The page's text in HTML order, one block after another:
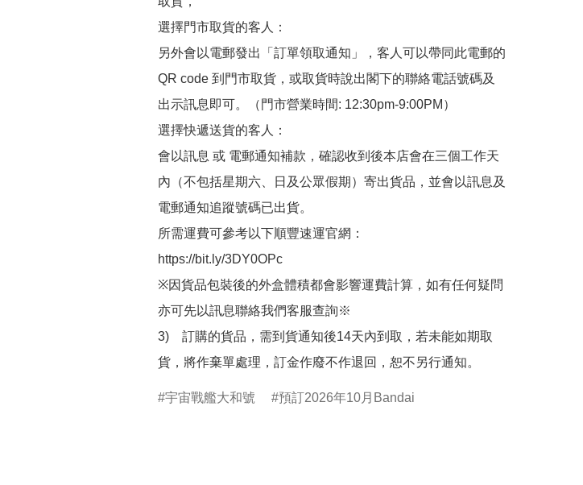
選擇門市取貨的客人：
另外會以電郵發出「訂單領取通知」，客人可以帶同此電郵的
QR code 到門市取貨，或取貨時說出閣下的聯絡電話號碼及
出示訊息即可。（門市營業時間: 12:30pm-9:00PM）
選擇快遞送貨的客人：
會以訊息 或 電郵通知補款，確認收到後本店會在三個工作天
內（不包括星期六、日及公眾假期）寄出貨品，並會以訊息及
電郵通知追蹤號碼已出貨。
所需運費可參考以下順豐速運官網：
https://bit.ly/3DY0OPc
※因貨品包裝後的外盒體積都會影響運費計算，如有任何疑問
亦可先以訊息聯絡我們客服查詢※
3)　訂購的貨品，需到貨通知後14天內到取，若未能如期取
貨，將作棄單處理，訂金作廢不作退回，恕不另行通知。
宇宙戰艦大和號 預訂2026年10月Bandai